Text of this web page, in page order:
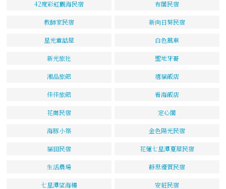
42度彩虹觀海民宿 布閣民宿
教師家民宿 新向日葵民宿
星光童話屋 白色風車
新光旅社 聖地牙哥
湘品旅館 禧福飯店
佳佳旅館 看海飯店
花崗民宿 定心閣
海豚小築 金色陽光民宿
福田民宿 花蓮七星潭夏屋民宿
生活農場 靜思優質民宿
七星潭望海樓 安莊民宿